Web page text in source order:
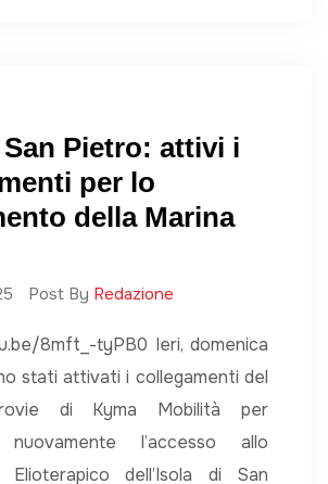
Pietro: attivi i
per lo
della Marina
Post By Redazione
8mft_-tyPB0 Ieri, domenica
stati attivati i collegamenti del
di Kyma Mobilità per
nuovamente l’accesso allo
Elioterapico dell’Isola di San